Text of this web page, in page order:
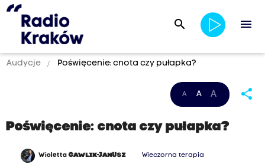
search menu
Audycje Poświęcenie: cnota czy pułapka?
A A A share
Poświęcenie: cnota czy pułapka?
WiolettaGAWLIK-JANUSZ Wieczorna terapia